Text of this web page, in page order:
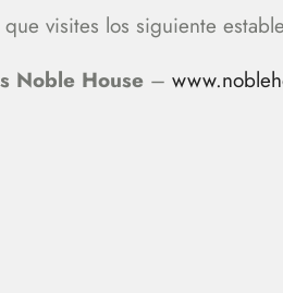
visites los siguiente
Noble House –